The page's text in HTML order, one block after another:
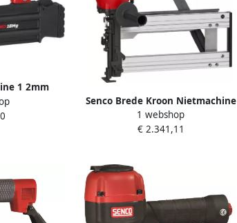
1 2mm
1U2025N
Senco Brede Kroon Nietmachine
WC360-SP 7E2001N
1 webshop
€ 2.341,11